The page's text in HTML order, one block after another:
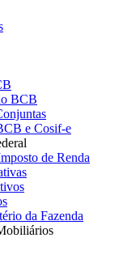
BCB
e Cosif-e
de Renda
da Fazenda